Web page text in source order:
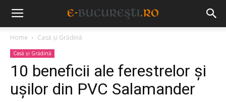
Home Casă și Grădină
Casă și Grădină
10 beneficii ale ferestrelor și
ușilor din PVC Salamander